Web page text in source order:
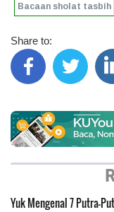
Bacaan sholat tasbih
Share to:
Yuk Mengenal 7 Putra-